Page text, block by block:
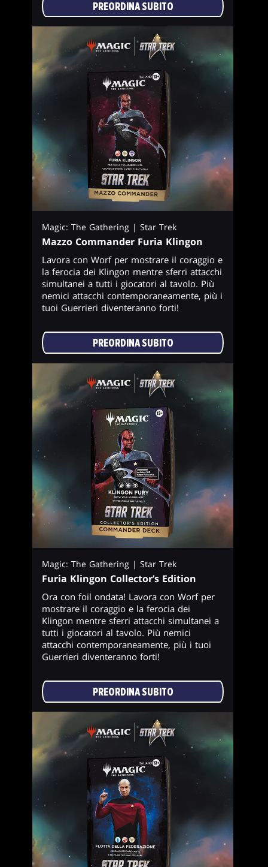
PREORDINA SUBITO
Magic: The Gathering | Star Trek
Mazzo Commander Furia Klingon
Lavora con Worf per mostrare il coraggio e
la ferocia dei Klingon mentre sferri attacchi
simultanei a tutti i giocatori al tavolo. Più
nemici attacchi contemporaneamente, più i
tuoi Guerrieri diventeranno forti!
PREORDINA SUBITO
Magic: The Gathering | Star Trek
Furia Klingon Collector’s Edition
Ora con foil ondata! Lavora con Worf per
mostrare il coraggio e la ferocia dei
Klingon mentre sferri attacchi simultanei a
tutti i giocatori al tavolo. Più nemici
attacchi contemporaneamente, più i tuoi
Guerrieri diventeranno forti!
PREORDINA SUBITO